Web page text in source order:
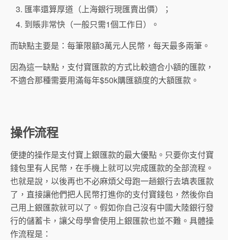
匯率還算厚道（上海銀行現匯賣出價）；
到賬非常快（一般只需1個工作日）。
而缺點主要是：每筆限額3萬元人民幣，每天最多兩筆。
因為這一缺點，支付寶匯款的方式比較適合小額的匯款，
不適合那種需要用滿每年$50k購匯額度的大額匯款。
操作流程
便捷的操作是支付寶上銀匯款的最大優點。只要你支付寶
錢包里有人民幣，在手機上就可以完成匯款的全部流程。
也就是說，以後再也不必麻煩父母跑一趟銀行去填表匯款
了，直接讓他們把人民幣打進你的支付寶錢包，然後你自
己用上銀匯款就可以了。假如你自己沒有中國大陸銀行發
行的儲蓄卡，讓父母學會使用上銀匯款也並不難。具體操
作流程是：